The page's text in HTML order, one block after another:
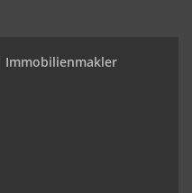
Immobilienmakler